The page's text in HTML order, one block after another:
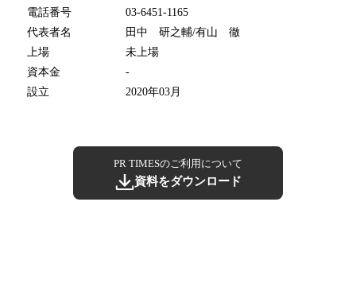
電話番号
03-6451-1165
代表者名
田中 研之輔/有山 徹
上場
未上場
資本金
-
設立
2020年03月
PR TIMESのご利用について
資料をダウンロード